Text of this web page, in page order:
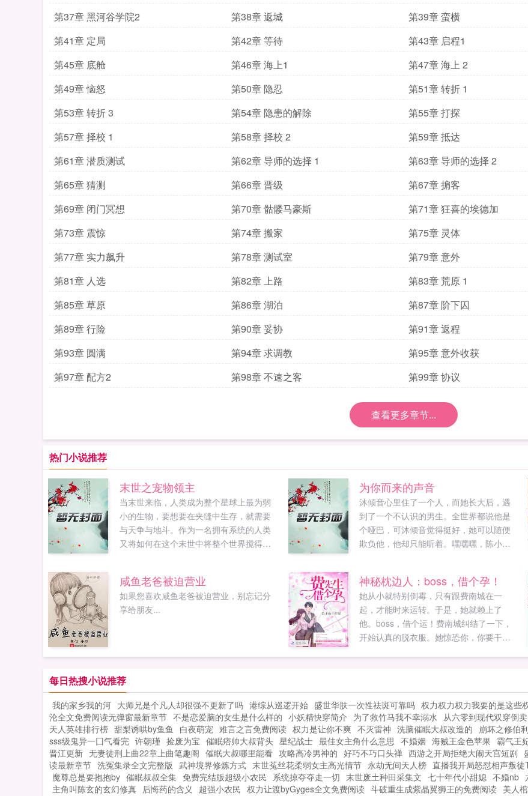
第37章 黑河谷学院2
第38章 返城 第39章 蛮横
第41章 定局
第42章 等待 第43章 启程1
第45章 底舱
第46章 海上1 第47章 海上 2
第49章 恼怒
第50章 隐忍 第51章 转折 1
第53章 转折 3
第54章 隐患的解除 第55章 打探
第57章 择校 1
第58章 择校 2 第59章 抵达
第61章 潜质测试
第62章 导师的选择 1 第63章 导师的选择 2
第65章 猜测
第66章 晋级 第67章 掮客
第69章 闭门冥想
第70章 骷髅马豪斯 第71章 狂喜的埃德加
第73章 震惊
第74章 搬家 第75章 灵体
第77章 实力飙升
第78章 测试室 第79章 意外
第81章 人选
第82章 上路 第83章 荒原 1
第85章 草原
第86章 湖泊 第87章 阶下囚
第89章 行险
第90章 妥协 第91章 返程
第93章 圆满
第94章 求调教 第95章 意外收获
第97章 配方2
第98章 不速之客 第99章 协议
查看更多章节...
热门小说推荐
末世之宠物领主
当末世来临，人类成为整个星球上最为弱
小的生物，要想要在夹缝中生存，就需要
与天争与地斗。作为一名拥有系统的人类
又将如何在这个末世中将整个世界搅得天
为你而来的声音
沐倾音心里住了一个人，而她长大后，遇
到了一个不认识的男生。全世界都说他是
个哑巴，可沐倾音觉得挺好，她可以随便
欺负他，他却只能听着。嘿嘿嘿，陈小少
的样子，就像一只打不死的小强，不过你
还真能打动我陈小强陈美人，你睡着的样
子，可真像睡美人啊陈睡美人某天，沐倾
音抓着他胳膊祈求小楠楠～你给我卖个萌
看看？终于，男孩把她逼到了墙角，咬牙
切齿的道你知不知道，要不是我舍不得，
忘记分享给朋友...
咸鱼老爸被迫营业
如果您喜欢咸鱼老爸被迫营业，别忘记分
享给朋友...
神秘枕边人：boss，借个孕！
她从小就特别倒霉，只有跟费南城在一
起，才能时来运转。于是，她就赖上了
他。boss，借个运！费南城纠结了一下，
开始认真的脱衣服。她惊恐你，你要干什
枕边人boss，借个孕！，别忘记分享给朋
友...
每日热搜小说推荐
我的家乡我的河 大师兄是个凡人却很强不更新了吗 港综从巡逻开始 盛世华肤一次性祛斑可靠吗 权力权力权力我要的是这些
沦全文免费阅读无弹窗最新章节 不是恋爱脑的女生是什么样的 小妖精快穿简介 为了救竹马我不幸溺水 从六零到现代双穿倒卖
天人英雄排行榜 甜梨诱哄by鱼鱼 白夜萌宠 难言之言免费阅读 权力是让你不爽 不灭雷神 洗脑催眠大叔改造的 崩坏之修伯
sss级鬼异一囗气看完 许朝瑾 捡废为宝 催眠痞帅大叔背头 星纪战士 最佳女主角什么意思 不婚姻 海贼王金色苹果 霸气王
晋江更新 无妻徒刑上曲22章上曲笔趣阁 催眠大叔哪里能看 攻略高冷男神的 好巧不巧口头禅 西游之开局拒绝大闹天宫短剧
读最新章节 洗冤集录全文完整版 武神境界修炼方式 末世菟丝花柔弱女主高光情节 永劫无间天人榜 直播我开局怒怼相声叛徒
魔尊总是要抱抱by 催眠叔叔全集 免费完结版超级小农民 系统掠夺夺走一切 末世废土种田采集文 七十年代小甜媳 不婚nb
主角叫陈玄的玄幻修真 后悔药的含义 超强小农民 权力让渡byGyges全文免费阅读 斗破重生成紫晶翼狮王的免费阅读 美人